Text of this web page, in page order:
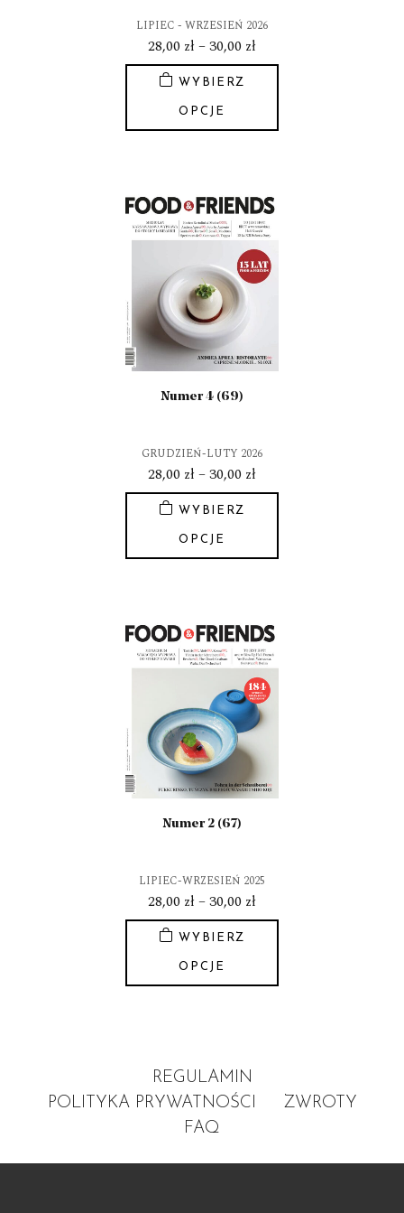
LIPIEC - WRZESIEŃ 2026
28,00 zł–30,00 złZakres
cen:
do
WYBIERZ
OPCJE
wiele
wariantów.
można
wybrać
na
stronie
produktu
Numer 4 (69)
GRUDZIEŃ-LUTY 2026
28,00 zł–30,00 złZakres
cen:
do
WYBIERZ
OPCJE
wiele
wariantów.
można
wybrać
na
stronie
produktu
Numer 2 (67)
LIPIEC-WRZESIEŃ 2025
28,00 zł–30,00 złZakres
cen:
do
WYBIERZ
OPCJE
wariantów.
Opcje
można
na
REGULAMIN
POLITYKA PRYWATNOŚCI
ZWROTY
FAQ